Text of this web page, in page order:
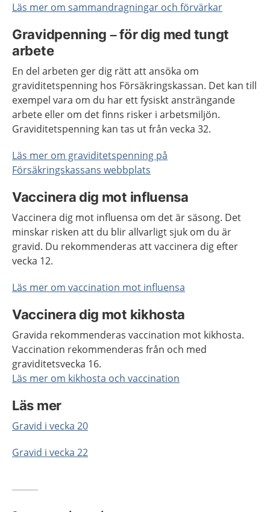
Läs mer om sammandragningar och förvärkar
Gravidpenning – för dig med tungt
arbete
En del arbeten ger dig rätt att ansöka om
graviditetspenning hos Försäkringskassan. Det kan till
exempel vara om du har ett fysiskt ansträngande
arbete eller om det finns risker i arbetsmiljön.
Graviditetspenning kan tas ut från vecka 32.
Läs mer om graviditetspenning på
Försäkringskassans webbplats
Vaccinera dig mot influensa
Vaccinera dig mot influensa om det är säsong. Det
minskar risken att du blir allvarligt sjuk om du är
gravid. Du rekommenderas att vaccinera dig efter
vecka 12.
Läs mer om vaccination mot influensa
Vaccinera dig mot kikhosta
Gravida rekommenderas vaccination mot kikhosta.
Vaccination rekommenderas från och med
graviditetsvecka 16.
Läs mer om kikhosta och vaccination
Läs mer
Gravid i vecka 20
Gravid i vecka 22